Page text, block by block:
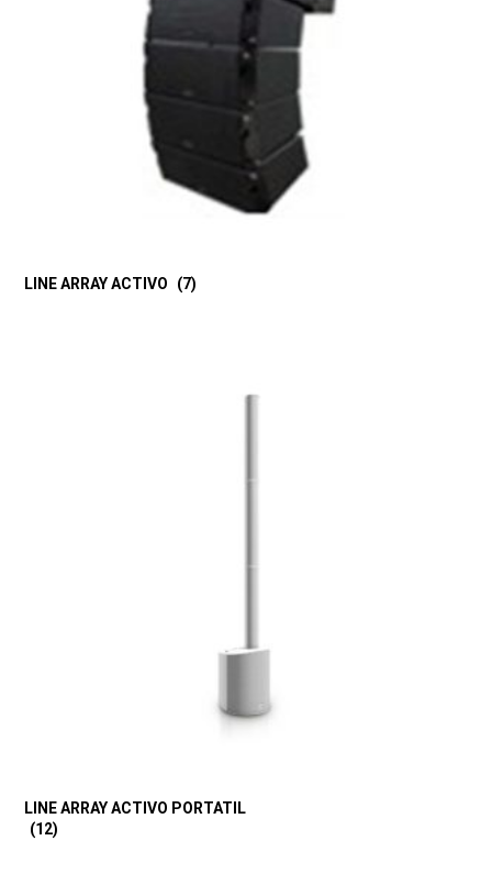
LINE ARRAY ACTIVO (7)
LINE ARRAY ACTIVO PORTATIL
(12)